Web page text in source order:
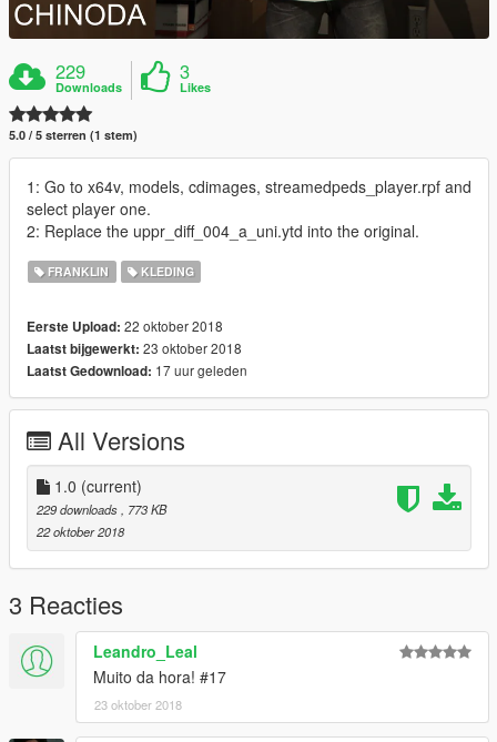
229
Downloads
3
Likes
5.0 / 5 sterren (1 stem)
1: Go to x64v, models, cdimages, streamedpeds_player.rpf and
select player one.
2: Replace the uppr_diff_004_a_uni.ytd into the original.
FRANKLIN KLEDING
Eerste Upload: 22 oktober 2018
Laatst bijgewerkt: 23 oktober 2018
Laatst Gedownload: 17 uur geleden
All Versions
1.0 (current)
229 downloads
, 773 KB
22 oktober 2018
3 Reacties
Leandro_Leal
Muito da hora! #17
23 oktober 2018